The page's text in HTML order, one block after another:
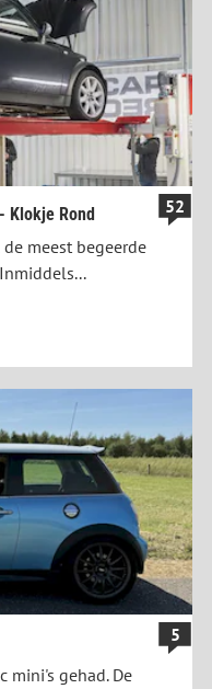
Klokje Rond
52
meest begeerde
5
mini's gehad. De